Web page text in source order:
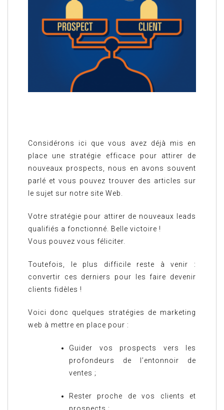
Considérons ici que vous avez déjà mis en
place une stratégie efficace pour attirer de
nouveaux prospects, nous en avons souvent
parlé et vous pouvez trouver des articles sur
le sujet sur notre site Web.
Votre stratégie pour attirer de nouveaux leads
qualifiés a fonctionné. Belle victoire !
Vous pouvez vous féliciter.
Toutefois, le plus difficile reste à venir :
convertir ces derniers pour les faire devenir
clients fidèles !
Voici donc quelques stratégies de marketing
web à mettre en place pour :
Guider vos prospects vers les
profondeurs de l’entonnoir de
ventes ;
Rester proche de vos clients et